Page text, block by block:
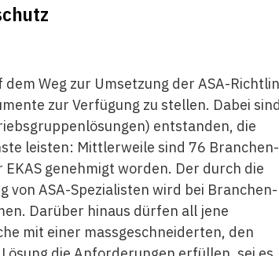
Weg zur Umsetzung der ASA-
zur Verfügung zu stellen. Dabei sind
entstanden, die
leisten: Mittlerweile sind 76
genehmigt worden. Der durch die
von ASA-Spezialisten wird bei Branchen-
Darüber hinaus dürfen all jene
mit einer massgeschneiderten, den